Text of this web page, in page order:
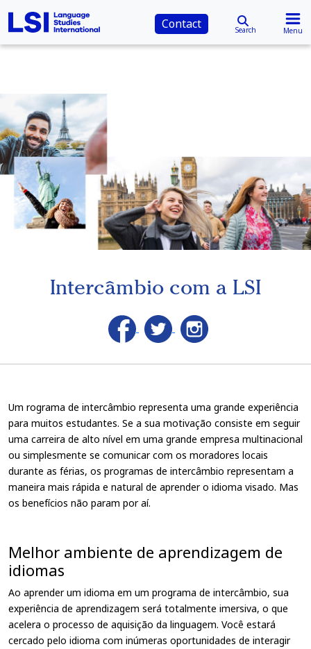
Contact Search Menu
Intercâmbio com a LSI
Um rograma de intercâmbio representa uma grande experiência
para muitos estudantes. Se a sua motivação consiste em seguir
uma carreira de alto nível em uma grande empresa multinacional
ou simplesmente se comunicar com os moradores locais
durante as férias, os programas de intercâmbio representam a
maneira mais rápida e natural de aprender o idioma visado. Mas
os benefícios não param por aí.
Melhor ambiente de aprendizagem de
idiomas
Ao aprender um idioma em um programa de intercâmbio, sua
experiência de aprendizagem será totalmente imersiva, o que
acelera o processo de aquisição da linguagem. Você estará
cercado pelo idioma com inúmeras oportunidades de interagir